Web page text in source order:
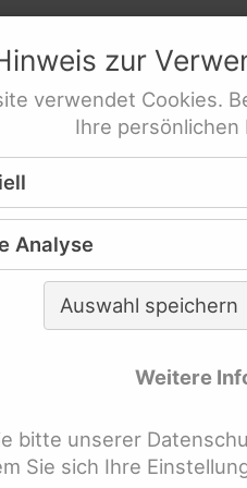
für behinderte
mit Behinderung
Menschen mit
e.V.
Veröffentlichungen
überspringen
Gleich-
zur
verwendet Cookies.
Ihre persönlichen
Analyse
Auswahl speichern
Weitere
bitte unserer
Sie sich Ihre